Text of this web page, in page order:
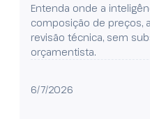
Entenda onde a
composição de preços,
revisão técnica, sem
orçamentista.
6/7/2026